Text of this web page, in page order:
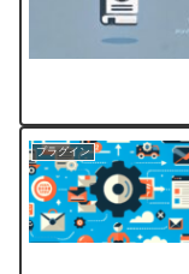
プラグイン